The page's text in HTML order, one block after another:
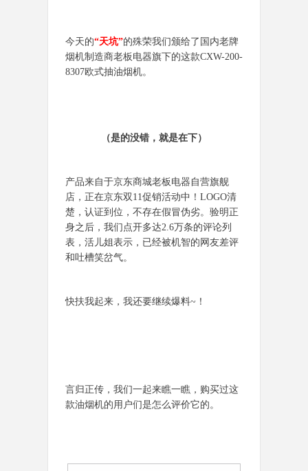
今天的“天坑”的殊荣我们颁给了国内老牌
烟机制造商老板电器旗下的这款CXW-200-
8307欧式抽油烟机。
（是的没错，就是在下）
产品来自于京东商城老板电器自营旗舰
店，正在京东双11促销活动中！LOGO清
楚，认证到位，不存在假冒伪劣。验明正
身之后，我们点开多达2.6万条的评论列
表，活儿姐表示，已经被机智的网友差评
和吐槽笑岔气。
快扶我起来，我还要继续爆料~！
言归正传，我们一起来瞧一瞧，购买过这
款油烟机的用户们是怎么评价它的。